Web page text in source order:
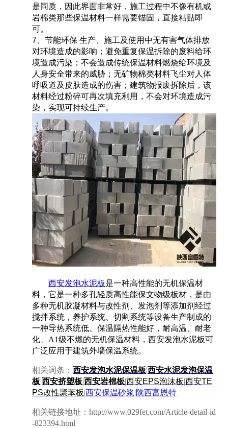
是同质，因此界面非常好，施工过程中不像有机或
岩棉类那些保温材料一样需要锚固，直接粘贴即
可。
7、节能环保 生产、施工及使用中无有害气体排放
对环境造成的影响；避免重复保温拆除的废料给环
境造成污染；不会造成传统保温材料燃烧给环境及
人身安全带来的威胁；无矿物棉类材料飞尘对人体
呼吸道及皮肤造成的伤害；建筑物报废拆除后，该
材料经过粉碎可再次填充利用，不会对环境造成污
染，实现可持续生产。
西安发泡水泥板是一种高性能的无机保温材
料，它是一种多孔轻质高性能保文物级板材，是由
多种无机胶凝材料与改性剂、发泡剂等添加剂经过
搅拌系统，养护系统、切割系统等设备生产制成的
一种导热系统低、保温隔热性能好，耐高温、耐老
化、A1级不燃的无机保温材料，西安发泡水泥板可
广泛应用于建筑外墙保温系统。
相关词条： 西安发泡水泥保温板|西安水泥发泡保温
板|西安挤塑板|西安岩棉板|西安EPS泡沫板|西安TE
PS改性聚苯板|西安保温砂浆|陕西富恩特
相关链接地址：http://www.029fet.com/Article-detail-id
-823394.html